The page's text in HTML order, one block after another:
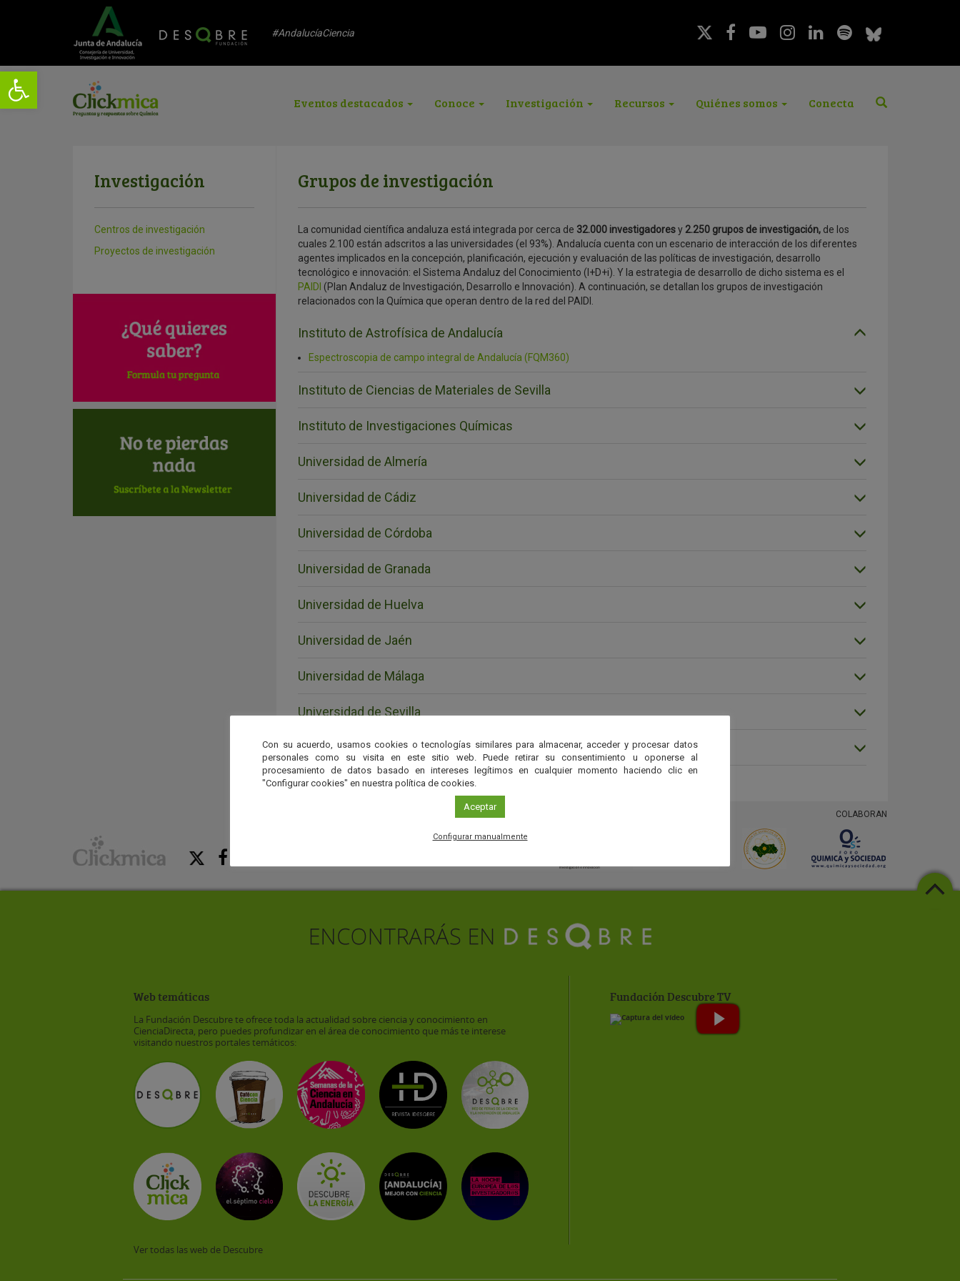
#AndalucíaCiencia
Eventos destacados Conoce Investigación Recursos Quiénes somos Conecta
Investigación
Centros de investigación
Proyectos de investigación
Grupos de investigación
La comunidad científica andaluza está integrada por cerca de 32.000 investigadoresy 2.250 grupos de investigación, de los
cuales 2.100 están adscritos a las universidades (el 93%). Andalucía cuenta con un escenario de interacción de los diferentes
agentes implicados en la concepción, planificación, ejecución y evaluación de las políticas de investigación, desarrollo
tecnológico e innovación: el Sistema Andaluz del Conocimiento (I+D+i). Y la estrategia de desarrollo de dicho sistema es el
PAIDI (Plan Andaluz de Investigación, Desarrollo e Innovación). A continuación, se detallan los grupos de investigación
relacionados con la Química que operan dentro de la red del PAIDI.
Instituto de Astrofísica de Andalucía
Espectroscopia de campo integral de Andalucía (FQM360)
Instituto de Ciencias de Materiales de Sevilla
Instituto de Investigaciones Químicas
Universidad de Almería
Universidad de Cádiz
Universidad de Córdoba
Universidad de Granada
Universidad de Huelva
Universidad de Jaén
Universidad de Málaga
Universidad de Sevilla
Universidad Pablo de Olavide
COLABORAN
Web temáticas
La Fundación Descubre te ofrece toda la actualidad sobre ciencia y conocimiento en
CienciaDirecta, pero puedes profundizar en el área de conocimiento que más te interese
visitando nuestros portales temáticos:
Ver todas las web de Descubre
Fundación Descubre TV
Con su acuerdo, usamos cookies o tecnologías similares para almacenar, acceder y procesar datos
personales como su visita en este sitio web. Puede retirar su consentimiento u oponerse al
procesamiento de datos basado en intereses legítimos en cualquier momento haciendo clic en
"Configurar cookies" en nuestra política de cookies.
Aceptar
Configurar manualmente